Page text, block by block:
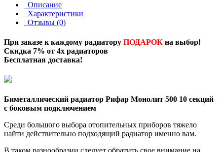
Описание
Характеристики
Отзывы (0)
При заказе к каждому радиатору ПОДАРОК на выбор!
Скидка 7% от 4х радиаторов
Бесплатная доставка!
Биметаллический радиатор Рифар Монолит 500 10 секций
с боковым подключением
Среди большого выбора отопительных приборов тяжело
найти действительно подходящий радиатор именно вам.